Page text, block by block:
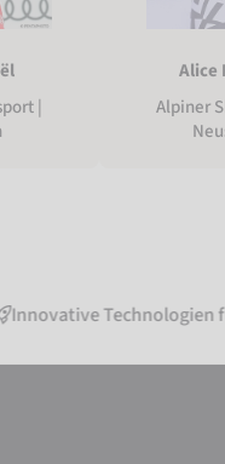
|
Alice
Alpiner
Technologien für